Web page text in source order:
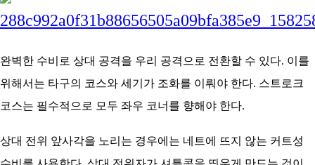
완벽한 수비로 상대 공격을 우리 공격으로 전환할 수 있다. 이를
위해서는 타구의 코스와 세기가 조화를 이뤄야 한다. 스트로크
코스는 필수적으로 모두 좌우 코너를 향해야 한다.
상대 전위 앞사각을 노리는 경우에는 네트에 뜨지 않는 커트성